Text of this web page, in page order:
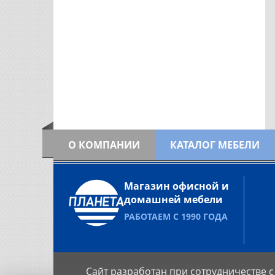
О КОМПАНИИ КАТАЛОГ МЕБЕЛИ
Магазин офисной и
домашней мебели
РАБОТАЕМ С 1990 ГОДА
Сайт разработан при сотрудничестве